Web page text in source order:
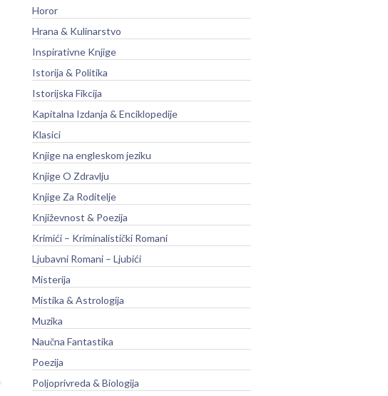
Horor
Hrana & Kulinarstvo
Inspirativne Knjige
Istorija & Politika
Istorijska Fikcija
Kapitalna Izdanja & Enciklopedije
Klasici
Knjige na engleskom jeziku
Knjige O Zdravlju
Knjige Za Roditelje
Književnost & Poezija
Krimići – Kriminalistički Romani
Ljubavni Romani – Ljubići
Misterija
Mistika & Astrologija
Muzika
Naučna Fantastika
Poezija
Poljoprivreda & Biologija